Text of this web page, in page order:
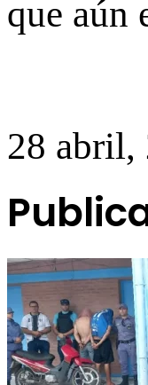
que aún
28 abril,